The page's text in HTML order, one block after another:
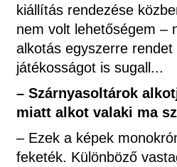
kiállítás rendezése
nem volt lehetőségem –
alkotás egyszerre
játékosságot is sugall...
– Szárnyasoltárok
miatt alkot valaki ma
– Ezek a képek
feketék. Különböző